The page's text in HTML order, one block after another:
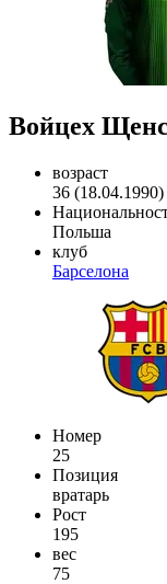
Войцех
возраст
36 (18.04.1990)
Польша
клуб
Барселона
Номер
25
Позиция
вратарь
Рост
195
вес
75